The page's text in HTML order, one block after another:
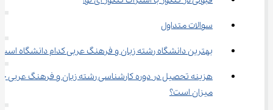
سوالات متداول
بهترین دانشگاه رشته زﺑﺎن و ﻓﺮﻫﻨﮓ عربی کدام دانشگاه
هزینه تحصیل در دوره کارشناسی رشته زﺑﺎن و ﻓﺮﻫﻨﮓ عربی
میزان است؟